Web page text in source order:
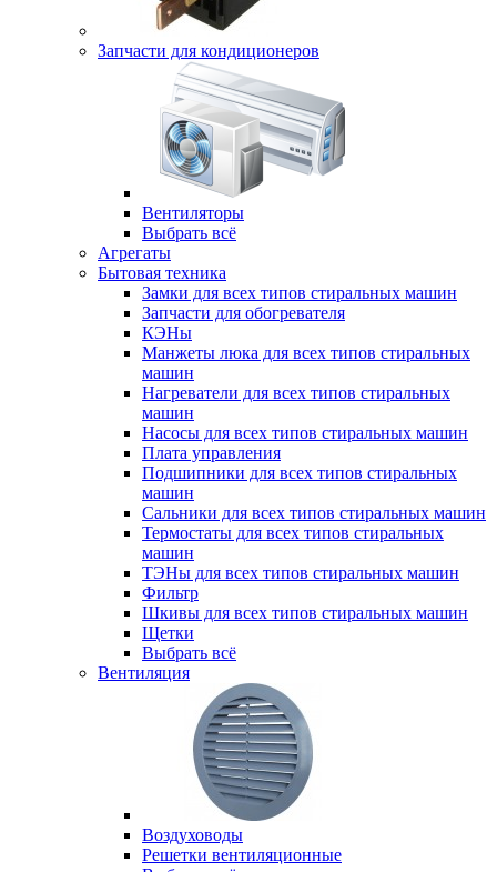
Запчасти для кондиционеров
Вентиляторы
Выбрать всё
Агрегаты
Бытовая техника
Замки для всех типов стиральных машин
Запчасти для обогревателя
КЭНы
Манжеты люка для всех типов стиральных
машин
Нагреватели для всех типов стиральных
машин
Насосы для всех типов стиральных машин
Плата управления
Подшипники для всех типов стиральных
машин
Сальники для всех типов стиральных машин
Термостаты для всех типов стиральных
машин
ТЭНы для всех типов стиральных машин
Фильтр
Шкивы для всех типов стиральных машин
Щетки
Выбрать всё
Вентиляция
Воздуховоды
Решетки вентиляционные